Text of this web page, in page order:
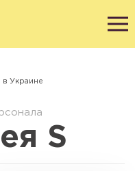
Украине
S